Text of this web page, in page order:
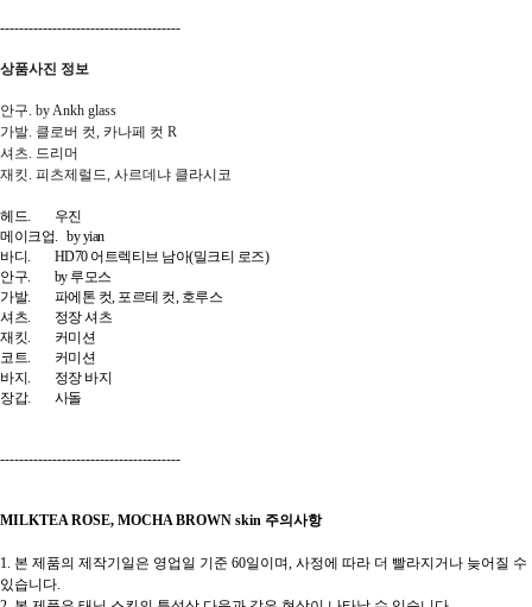
--------------------------------------
상품사진 정보
안구. by Ankh glass
가발. 클로버 컷, 카나페 컷 R
셔츠. 드리머
재킷. 피츠제럴드, 사르데냐 클라시코
헤드. 우진
메이크업. by yian
바디. HD70 어트렉티브 남아(밀크티 로즈)
안구. by 루모스
가발. 파에톤 컷, 포르테 컷, 호루스
셔츠. 정장 셔츠
재킷. 커미션
코트. 커미션
바지. 정장 바지
장갑. 사돌
--------------------------------------
MILKTEA ROSE, MOCHA BROWN skin 주의사항
1. 본 제품의 제작기일은 영업일 기준 60일이며, 사정에 따라 더 빨라지거나 늦어질 수
있습니다.